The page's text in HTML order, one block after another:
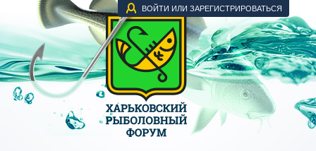
ВОЙТИ ИЛИ ЗАРЕГИСТРИРОВАТЬСЯ